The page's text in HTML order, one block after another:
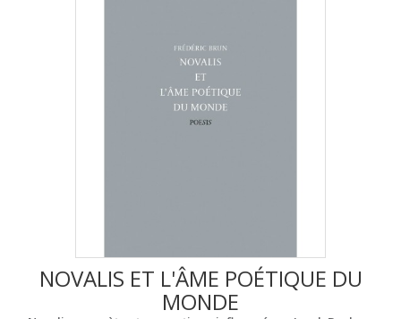
NOVALIS ET L'ÂME POÉTIQUE DU
MONDE